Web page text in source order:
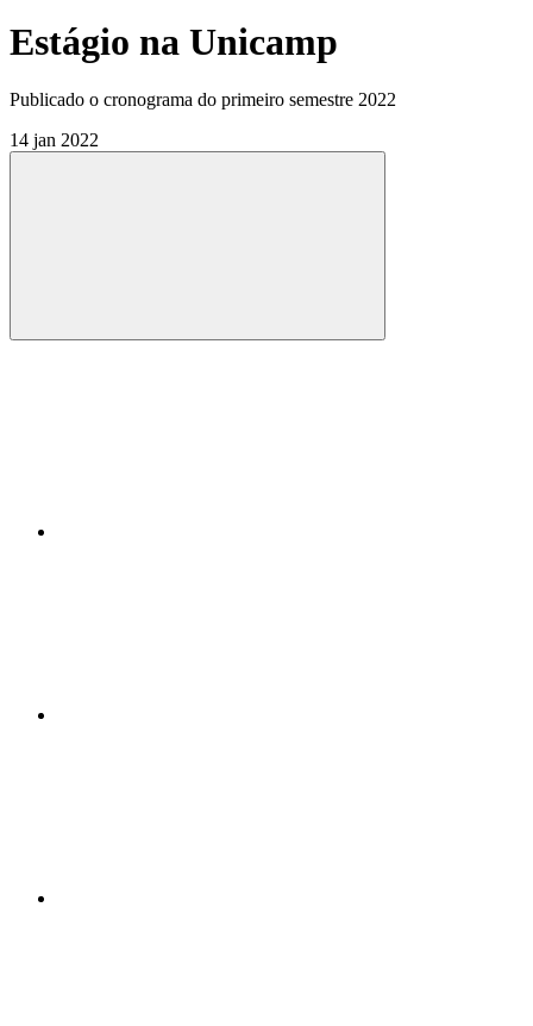
Estágio na Unicamp
Publicado o cronograma do primeiro semestre 2022
14 jan 2022
Compartilhar